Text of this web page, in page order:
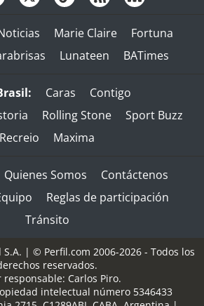
Marie Claire
Fortuna
Lunateen BATimes
Caras
Contigo
Rolling Stone
Sport Buzz
Recreio
Maxima
Quienes Somos
Contáctenos
Reglas de participación
Tránsito
| © Perfil.com 2006-2026 - Todos los
reservados.
responsable: Carlos Piro.
intelectual número 5346433